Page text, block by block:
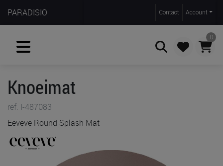
PARADISIO Contact Account
0
Knoeimat
ref. I-487083
Eeveve Round Splash Mat